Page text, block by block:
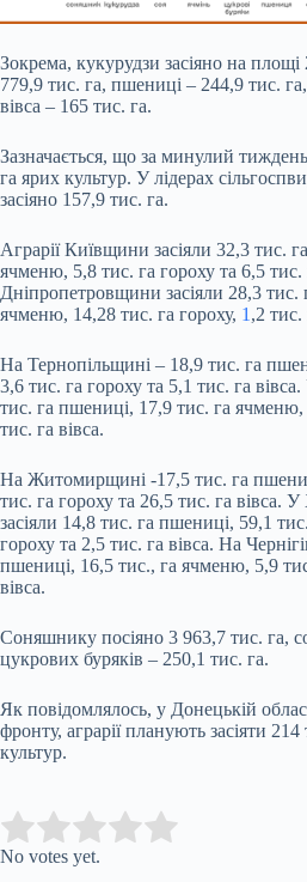
Зокрема, кукурудзи засіяно на
779,9 тис. га, пшениці – 244,9 тис.
вівса – 165 тис. га.
Зазначається, що за минулий тиждень
га ярих культур. У лідерах
засіяно 157,9 тис. га.
Аграрії Київщини засіяли 32,3 тис.
ячменю, 5,8 тис. га гороху та 6,5 тис.
Дніпропетровщини засіяли 28,3 тис.
ячменю, 14,28 тис. га гороху, 1 ,2 тис.
На Тернопільщині – 18,9 тис. га
3,6 тис. га гороху та 5,1 тис. га
тис. га пшениці, 17,9 тис. га ячменю,
тис. га вівса.
На Житомирщині -17,5 тис. га
тис. га гороху та 26,5 тис. га вівса.
засіяли 14,8 тис. га пшениці, 59,1
гороху та 2,5 тис. га вівса. На
пшениці, 16,5 тис., га ячменю, 5,9
вівса.
Соняшнику посіяно 3 963,7 тис. га,
цукрових буряків – 250,1 тис. га.
Як повідомлялось, у Донецькій
фронту, аграрії планують засіяти 214
культур.
Rate this item:
No votes yet.